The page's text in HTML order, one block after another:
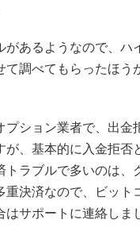
があるようなので、ハ
て調べてもらったほう
プション業者で、出金
が、基本的に入金拒否
トラブルで多いのは、
重決済なので、ビット
サポートに連絡しま